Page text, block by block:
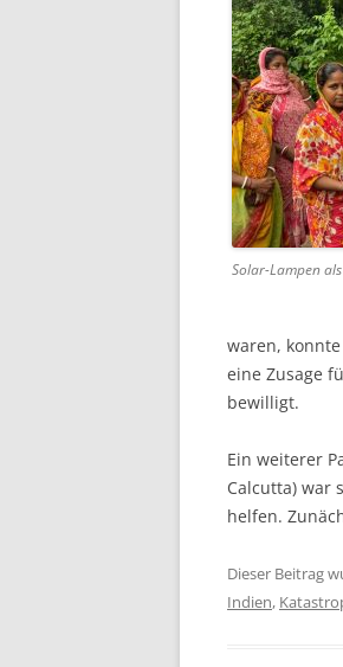
Solar-Lampen
waren, konnte
eine Zusage
bewilligt.
Ein weiterer
Calcutta) war
helfen.
Dieser Beitrag
Indien,